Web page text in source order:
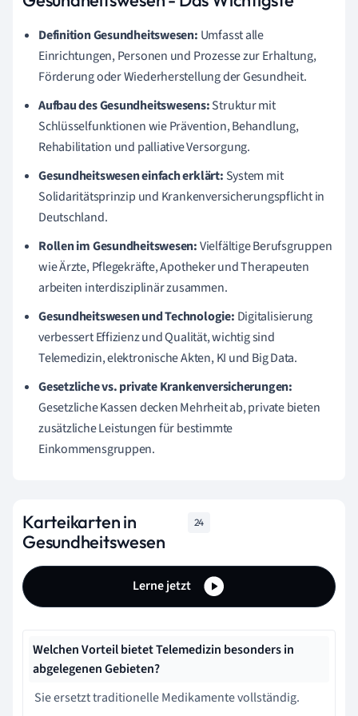
Definition Gesundheitswesen: Umfasst alle
Einrichtungen, Personen und Prozesse zur Erhaltung,
Förderung oder Wiederherstellung der Gesundheit.
Aufbau des Gesundheitswesens:Struktur mit
Schlüsselfunktionen wie Prävention, Behandlung,
Rehabilitation und palliative Versorgung.
Gesundheitswesen einfach erklärt: System mit
Solidaritätsprinzip und Krankenversicherungspflicht in
Deutschland.
Rollen im Gesundheitswesen:Vielfältige Berufsgruppen
wie Ärzte, Pflegekräfte, Apotheker und Therapeuten
arbeiten interdisziplinär zusammen.
Gesundheitswesen und Technologie: Digitalisierung
verbessert Effizienz und Qualität, wichtig sind
Telemedizin, elektronische Akten, KI und Big Data.
Gesetzliche vs. private Krankenversicherungen:
Gesetzliche Kassen decken Mehrheit ab, private bieten
zusätzliche Leistungen für bestimmte
Einkommensgruppen.
Karteikarten in
Gesundheitswesen
24
Lerne jetzt
Welchen Vorteil bietet Telemedizin besonders in
abgelegenen Gebieten?
Sie ersetzt traditionelle Medikamente vollständig.